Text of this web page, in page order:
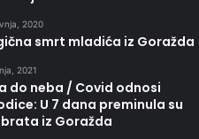
2020
smrt mladića iz Goražda
2021
do neba / Covid odnosi
U 7 dana preminula su
iz Goražda